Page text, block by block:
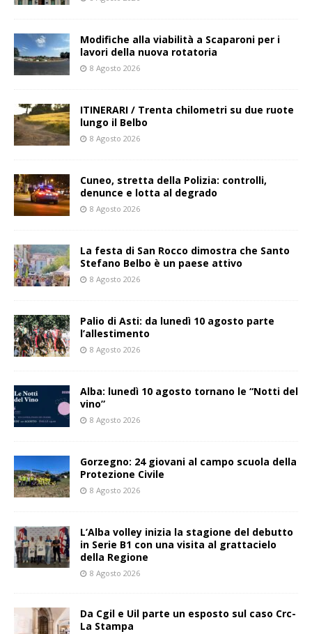
Modifiche alla viabilità a Scaparoni per i
lavori della nuova rotatoria
8 Agosto 2026
ITINERARI / Trenta chilometri su due ruote
lungo il Belbo
8 Agosto 2026
Cuneo, stretta della Polizia: controlli,
denunce e lotta al degrado
8 Agosto 2026
La festa di San Rocco dimostra che Santo
Stefano Belbo è un paese attivo
8 Agosto 2026
Palio di Asti: da lunedì 10 agosto parte
l’allestimento
8 Agosto 2026
Alba: lunedì 10 agosto tornano le “Notti del
vino”
8 Agosto 2026
Gorzegno: 24 giovani al campo scuola della
Protezione Civile
8 Agosto 2026
L’Alba volley inizia la stagione del debutto
in Serie B1 con una visita al grattacielo
della Regione
8 Agosto 2026
Da Cgil e Uil parte un esposto sul caso Crc-
La Stampa